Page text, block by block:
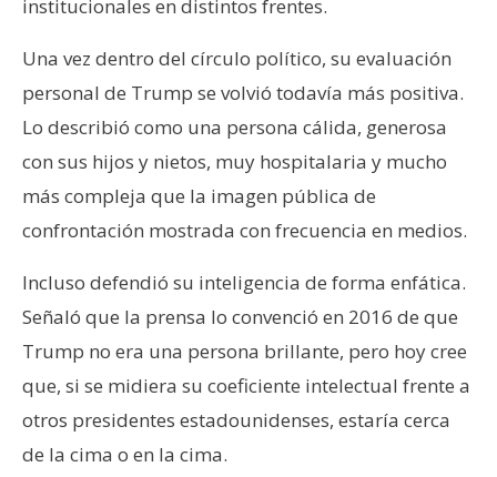
institucionales en distintos frentes.
Una vez dentro del círculo político, su evaluación
personal de Trump se volvió todavía más positiva.
Lo describió como una persona cálida, generosa
con sus hijos y nietos, muy hospitalaria y mucho
más compleja que la imagen pública de
confrontación mostrada con frecuencia en medios.
Incluso defendió su inteligencia de forma enfática.
Señaló que la prensa lo convenció en 2016 de que
Trump no era una persona brillante, pero hoy cree
que, si se midiera su coeficiente intelectual frente a
otros presidentes estadounidenses, estaría cerca
de la cima o en la cima.